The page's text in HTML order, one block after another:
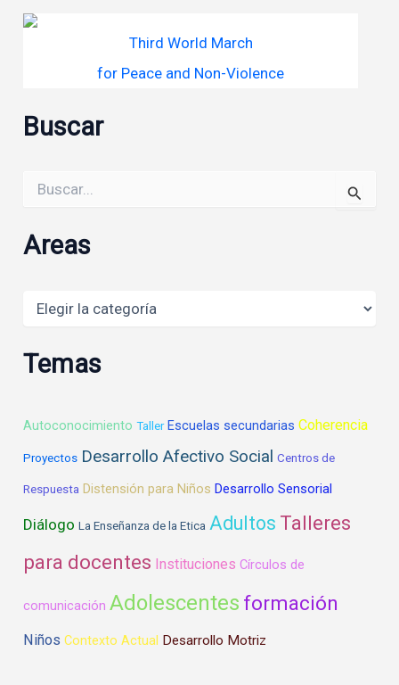
Third World March
for Peace and Non-Violence
Buscar
por:
Areas
Temas
Autoconocimiento Taller Escuelas secundarias Coherencia
Proyectos Desarrollo Afectivo Social Centros de
Respuesta Distensión para Niños Desarrollo Sensorial
Diálogo La Enseñanza de la Etica Adultos Talleres
para docentes Instituciones Círculos de
comunicación Adolescentes formación
Niños Contexto Actual Desarrollo Motriz